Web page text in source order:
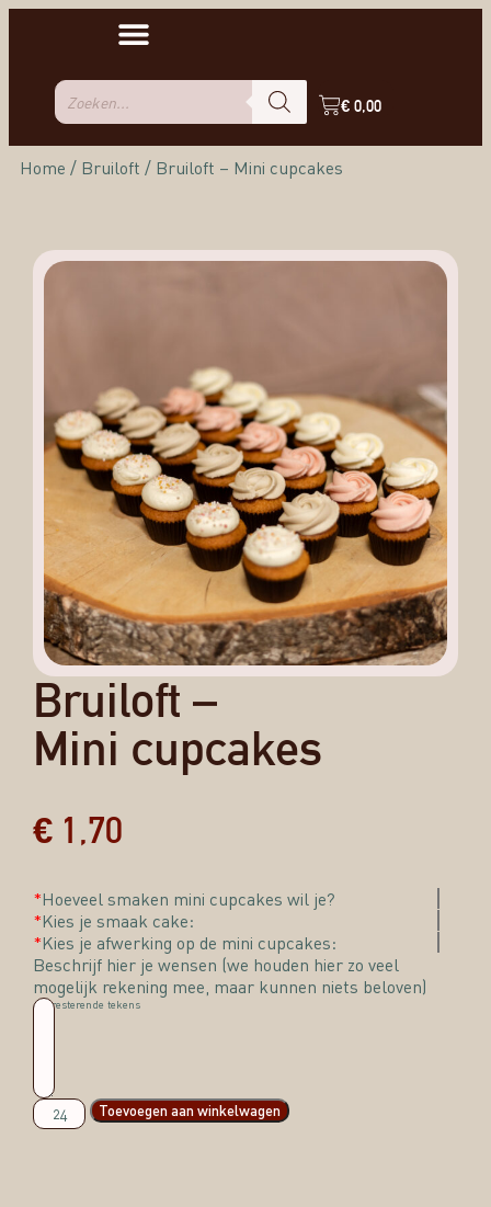
€0,00
Home / Bruiloft / Bruiloft – Mini cupcakes
Bruiloft –
Mini cupcakes
€1,70
*Hoeveel smaken mini cupcakes wil je?
*Kies je smaak cake:
*Kies je afwerking op de mini cupcakes:
Beschrijf hier je wensen (we houden hier zo veel
mogelijk rekening mee, maar kunnen niets beloven)
400resterende tekens
Toevoegen aan winkelwagen